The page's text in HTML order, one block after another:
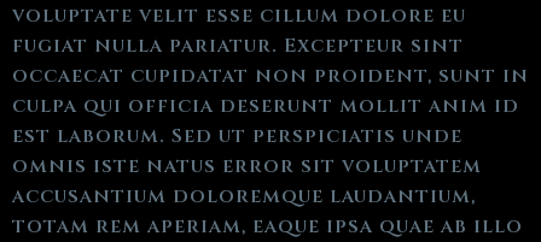
voluptate velit esse cillum dolore eu
fugiat nulla pariatur. Excepteur sint
occaecat cupidatat non proident, sunt in
culpa qui officia deserunt mollit anim id
est laborum. Sed ut perspiciatis unde
omnis iste natus error sit voluptatem
accusantium doloremque laudantium,
totam rem aperiam, eaque ipsa quae ab illo